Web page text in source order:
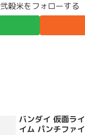
弐穀米をフォローする
バンダイ 仮面ラ
イム パンチファ